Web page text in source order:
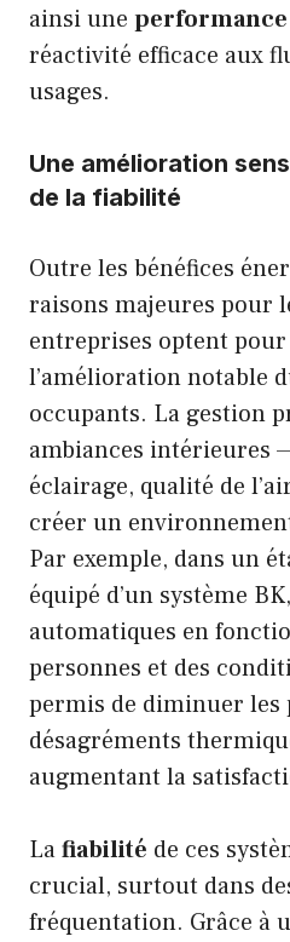
ainsi une performance
réactivité efficace aux
usages.
Une amélioration
de la fiabilité
Outre les bénéfices
raisons majeures pour
entreprises optent pour
l’amélioration notable
occupants. La gestion
ambiances intérieures
éclairage, qualité de
créer un
Par exemple, dans un
équipé d’un système
automatiques en
personnes et des
permis de diminuer les
désagréments
augmentant la
Lafiabilité de ces
crucial, surtout dans
fréquentation. Grâce à